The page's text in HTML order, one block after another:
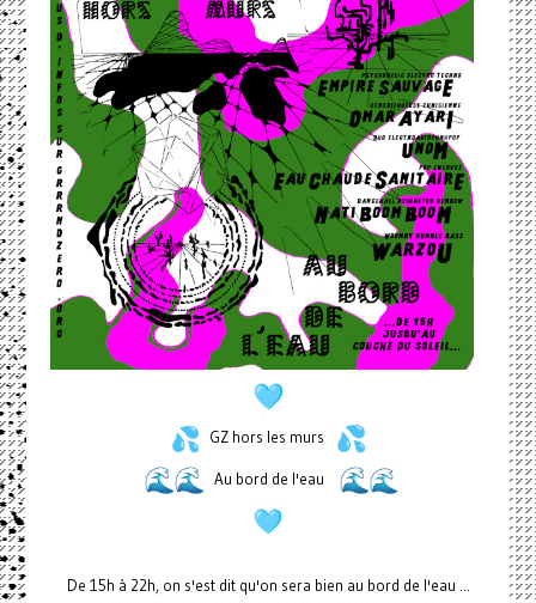
GZ hors les murs
Au bord de l'eau
De 15h à 22h, on s'est dit qu'on sera bien au bord de l'eau ...